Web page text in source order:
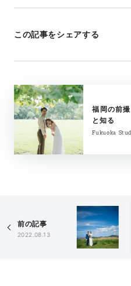
この記事をシェアする
福岡の前
と知る
Fukuoka
前の記事
2022.08.13